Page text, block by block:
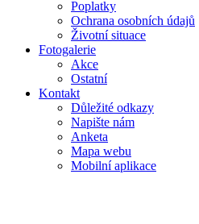
Poplatky
Ochrana osobních údajů
Životní situace
Fotogalerie
Akce
Ostatní
Kontakt
Důležité odkazy
Napište nám
Anketa
Mapa webu
Mobilní aplikace